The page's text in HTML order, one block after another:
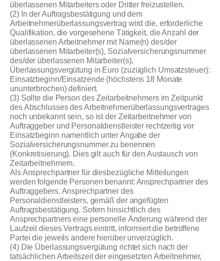
überlassenen Mitarbeiters oder Dritter freizustellen.
(2) In der Auftragsbestätigung und dem
Arbeitnehmerüberlassungsvertrag wird die, erforderliche
Qualifikation, die vorgesehene Tätigkeit, die Anzahl der
überlassenen Arbeitnehmer mit Name(n) des/der
überlassenen Mitarbeiter(s), Sozialversicherungsnummer
des/der überlassenen Mitarbeiter(s),
Überlassungsvergütung in Euro (zuzüglich Umsatzsteuer):
Einsatzbeginn/Einsatzende (höchstens 18 Monate
ununterbrochen) definiert.
(3) Sollte die Person des Zeitarbeitnehmers im Zeitpunkt
des Abschlusses des Arbeitnehmerüberlassungsvertrages
noch unbekannt sein, so ist der Zeitarbeitnehmer von
Auftraggeber und Personaldienstleister rechtzeitig vor
Einsatzbeginn namentlich unter Angabe der
Sozialversicherungsnummer zu benennen
(Konkretisierung). Dies gilt auch für den Austausch von
Zeitarbeitnehmern.
Als Ansprechpartner für diesbezügliche Mitteilungen
werden folgende Personen benannt: Ansprechpartner des
Auftraggebers, Ansprechpartner des
Personaldienstleisters, gemäß der angefügten
Auftragsbestätigung. Sofern hinsichtlich des
Ansprechpartners eine personelle Änderung während der
Laufzeit dieses Vertrags eintritt, informiert die betroffene
Partei die jeweils andere hierüber unverzüglich.
(4) Die Überlassungsvergütung richtet sich nach der
tatsächlichen Arbeitszeit der eingesetzten Arbeitnehmer,